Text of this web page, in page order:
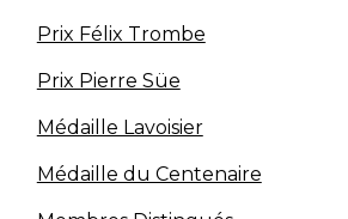
Prix Félix Trombe
Prix Pierre Süe
Médaille Lavoisier
Médaille du Centenaire